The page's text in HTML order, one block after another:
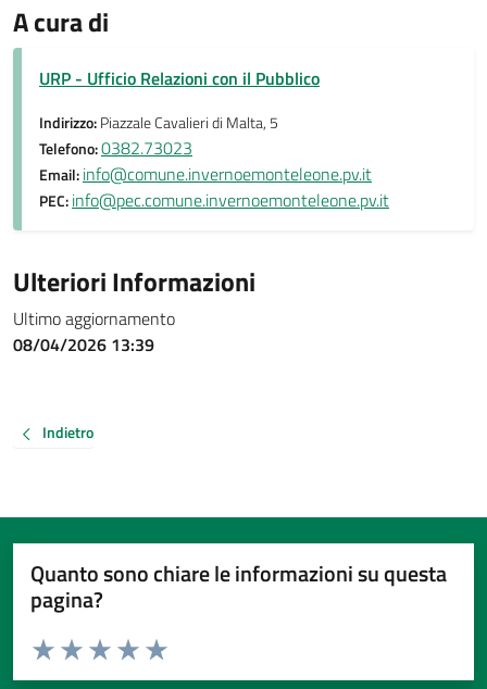
A cura di
URP - Ufficio Relazioni con il Pubblico
Indirizzo:Piazzale Cavalieri di Malta, 5
Telefono:0382.73023
Email:info@comune.invernoemonteleone.pv.it
PEC:info@pec.comune.invernoemonteleone.pv.it
Ulteriori Informazioni
Ultimo aggiornamento
08/04/2026 13:39
Indietro
Quanto sono chiare le informazioni su questa
pagina?
Valuta da 1 a 5 stelle la pagina
Valuta 5 stelle su 5
Valuta 4 stelle su 5
Valuta 3 stelle su 5
Valuta 2 stelle su 5
Valuta 1 stelle su 5